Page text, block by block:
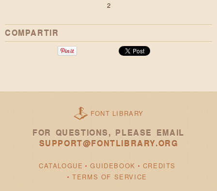
2
COMPARTIR
FONT LIBRARY
FOR QUESTIONS, PLEASE EMAIL
SUPPORT@FONTLIBRARY.ORG
CATALOGUE GUIDEBOOK
CREDITS
TERMS OF SERVICE